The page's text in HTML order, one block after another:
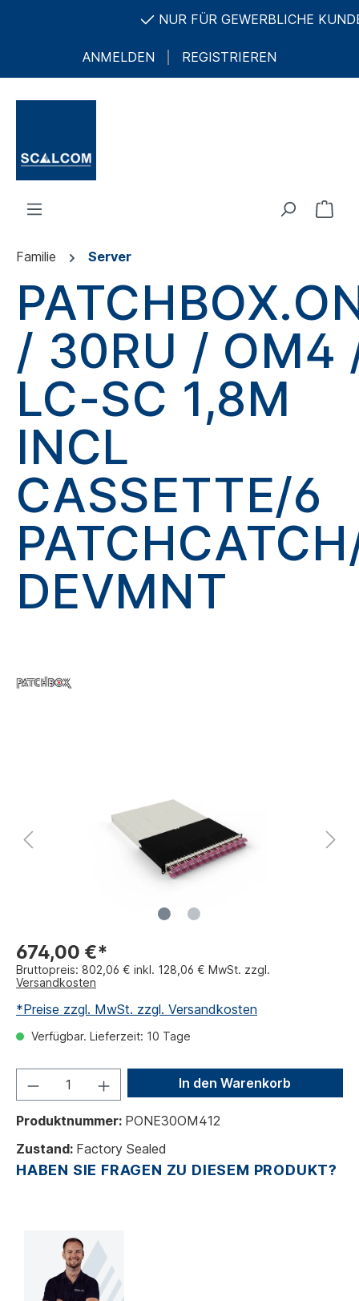
NUR FÜR GEWERBLICHE KUNDEN
ANMELDEN REGISTRIEREN
Familie Server
/ 30RU / OM4
LC-SC 1,8M
INCL
CASSETTE/6
DEVMNT
674,00 €*
Bruttopreis: 802,06 € inkl. 128,06 € MwSt. zzgl.
Versandkosten
*Preise zzgl. MwSt. zzgl. Versandkosten
Verfügbar. Lieferzeit: 10 Tage
In den Warenkorb
Produktnummer: PONE30OM412
Zustand: Factory Sealed
HABEN SIE FRAGEN ZU DIESEM PRODUKT?